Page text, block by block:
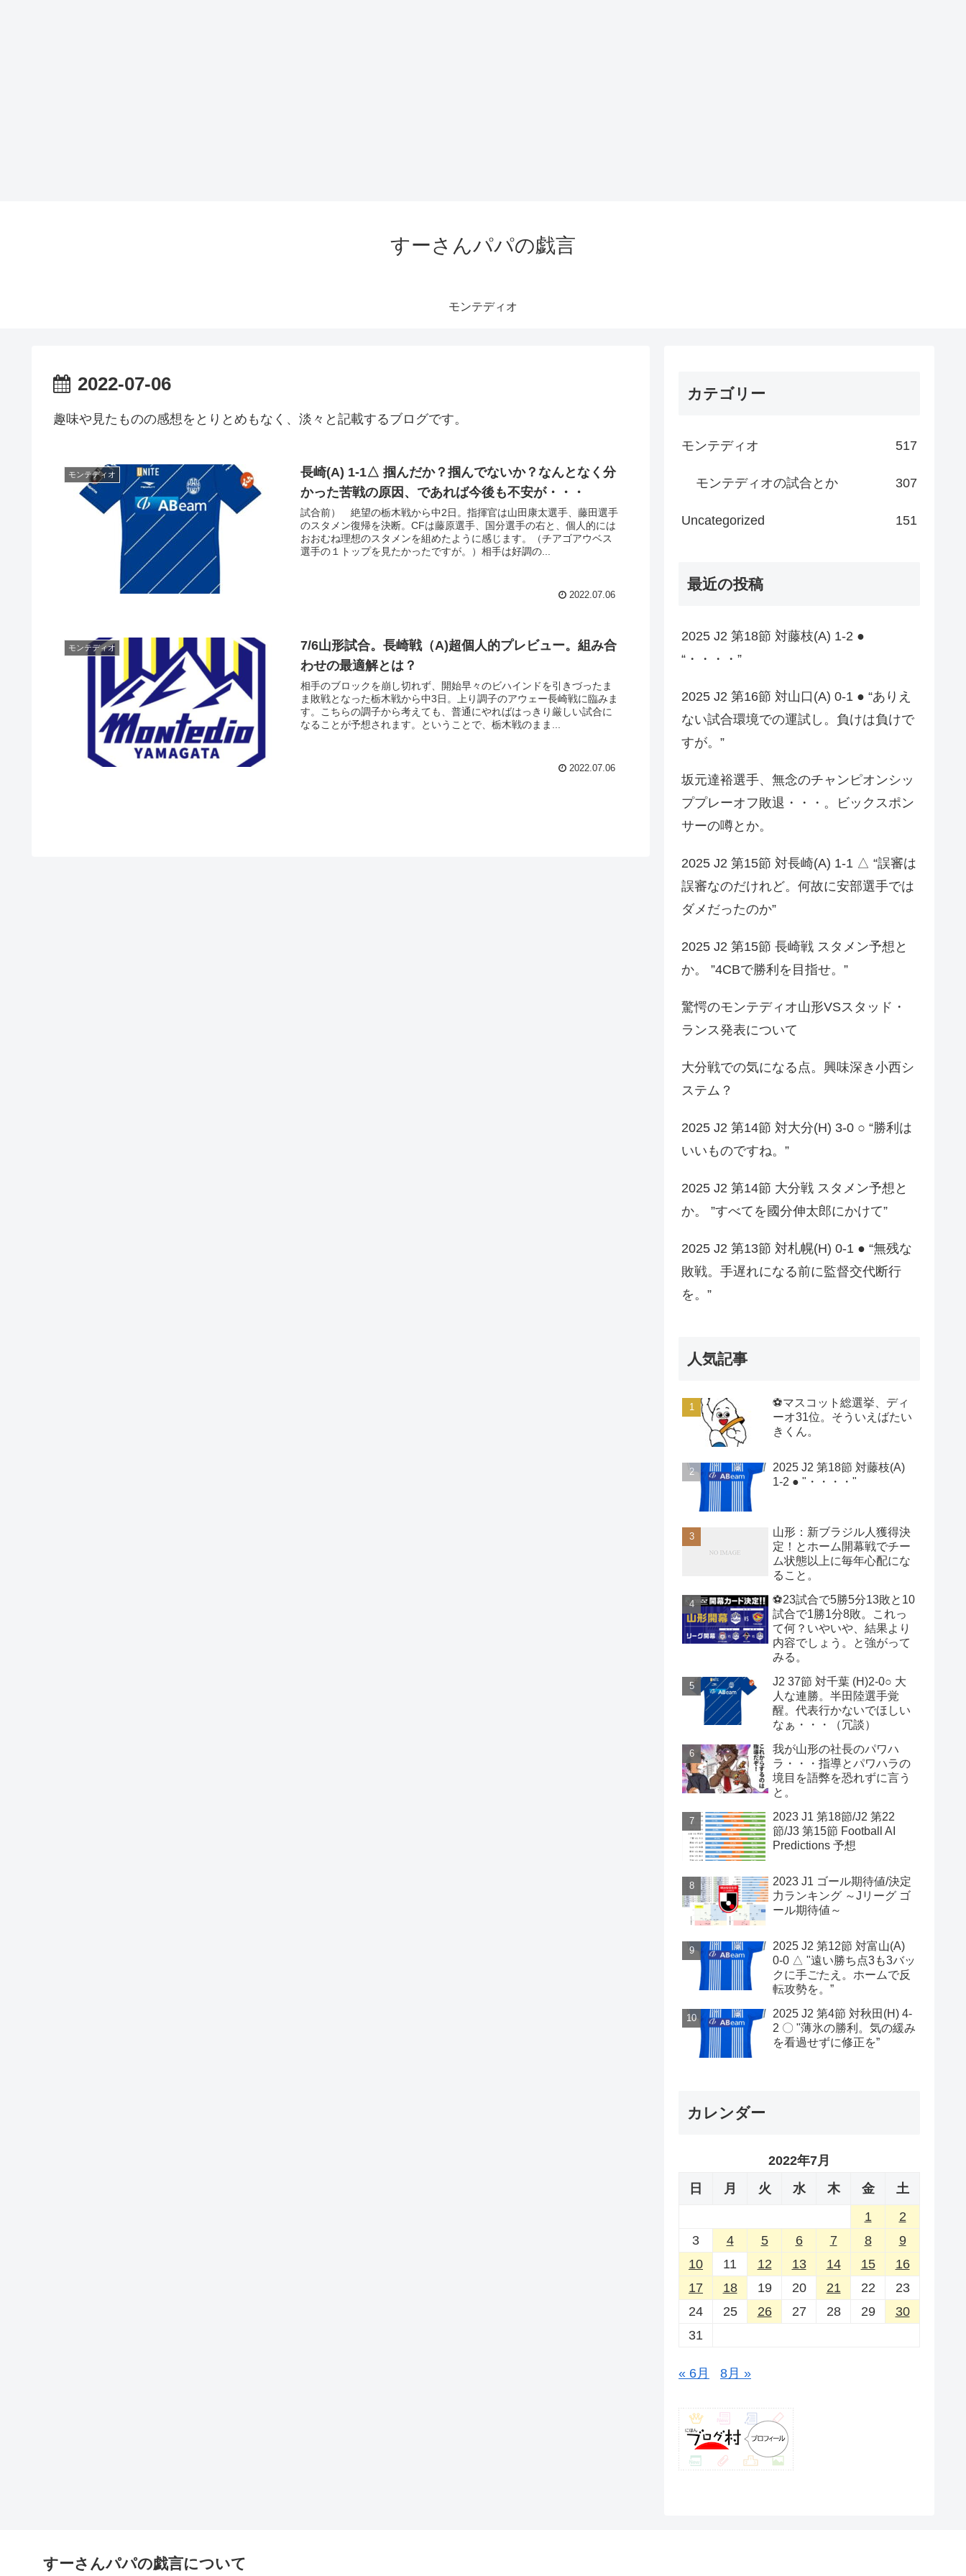
すーさんパパの戯言
モンテディオ
2022-07-06
趣味や見たものの感想をとりとめもなく、淡々と記載するブログです。
モンテディオ
長崎(A) 1-1△ 掴んだか？掴んでないか？なんとなく分
かった苦戦の原因、であれば今後も不安が・・・
試合前） 絶望の栃木戦から中2日。指揮官は山田康太選手、藤田選手
のスタメン復帰を決断。CFは藤原選手、国分選手の右と、個人的には
おおむね理想のスタメンを組めたように感じます。（チアゴアウベス
選手の１トップを見たかったですが。）相手は好調の...
2022.07.06
モンテディオ
7/6山形試合。長崎戦（A)超個人的プレビュー。組み合
わせの最適解とは？
相手のブロックを崩し切れず、開始早々のビハインドを引きづったま
ま敗戦となった栃木戦から中3日。上り調子のアウェー長崎戦に臨みま
す。こちらの調子から考えても、普通にやればはっきり厳しい試合に
なることが予想されます。ということで、栃木戦のまま...
2022.07.06
カテゴリー
モンテディオ 517
モンテディオの試合とか 307
Uncategorized 151
最近の投稿
2025 J2 第18節 対藤枝(A) 1-2 ●
“・・・・”
2025 J2 第16節 対山口(A) 0-1 ● “ありえ
ない試合環境での運試し。負けは負けで
すが。”
坂元達裕選手、無念のチャンピオンシッ
ププレーオフ敗退・・・。ビックスポン
サーの噂とか。
2025 J2 第15節 対長崎(A) 1-1 △ “誤審は
誤審なのだけれど。何故に安部選手では
ダメだったのか”
2025 J2 第15節 長崎戦 スタメン予想と
か。 ”4CBで勝利を目指せ。”
驚愕のモンテディオ山形VSスタッド・
ランス発表について
大分戦での気になる点。興味深き小西シ
ステム？
2025 J2 第14節 対大分(H) 3-0 ○ “勝利は
いいものですね。”
2025 J2 第14節 大分戦 スタメン予想と
か。 ”すべてを國分伸太郎にかけて”
2025 J2 第13節 対札幌(H) 0-1 ● “無残な
敗戦。手遅れになる前に監督交代断行
を。”
人気記事
⚽マスコット総選挙、ディ
ーオ31位。そういえばたい
きくん。
2025 J2 第18節 対藤枝(A)
1-2 ● "・・・・"
山形：新ブラジル人獲得決
定！とホーム開幕戦でチー
ム状態以上に毎年心配にな
ること。
⚽23試合で5勝5分13敗と10
試合で1勝1分8敗。これっ
て何？いやいや、結果より
内容でしょう。と強がって
みる。
J2 37節 対千葉 (H)2-0○ 大
人な連勝。半田陸選手覚
醒。代表行かないでほしい
なぁ・・・（冗談）
我が山形の社長のパワハ
ラ・・・指導とパワハラの
境目を語弊を恐れずに言う
と。
2023 J1 第18節/J2 第22
節/J3 第15節 Football AI
Predictions 予想
2023 J1 ゴール期待値/決定
力ランキング ～Jリーグ ゴ
ール期待値～
2025 J2 第12節 対富山(A)
0-0 △ "遠い勝ち点3も3バッ
クに手ごたえ。ホームで反
転攻勢を。”
2025 J2 第4節 対秋田(H) 4-
2 〇 "薄氷の勝利。気の緩み
を看過せずに修正を”
カレンダー
2022年7月
日
月 火 水 木 金
土
1
2
3
4 5 6 7 8
9
10
11 12 13 14 15
16
17
18 19 20 21 22
23
24
25 26 27 28 29
30
31
« 6月 8月 »
すーさんパパの戯言について